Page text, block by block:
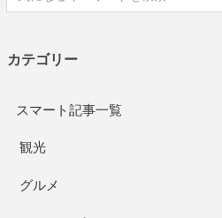
カテゴリー
スマート記事一覧
観光
グルメ